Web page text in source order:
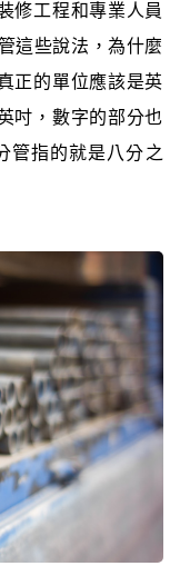
修工程和專業人員
這些說法，為什麼
正的單位應該是英
吋，數字的部分也
管指的就是八分之